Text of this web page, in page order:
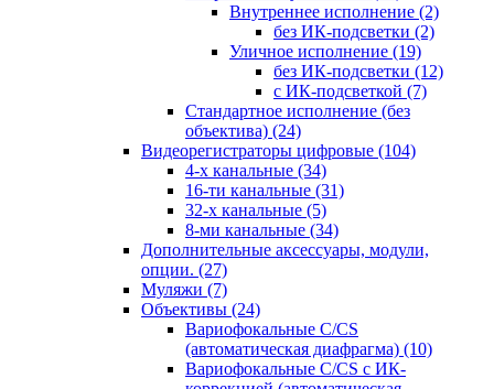
Внутреннее исполнение (2)
без ИК-подсветки (2)
Уличное исполнение (19)
без ИК-подсветки (12)
с ИК-подсветкой (7)
Стандартное исполнение (без
объектива) (24)
Видеорегистраторы цифровые (104)
4-х канальные (34)
16-ти канальные (31)
32-х канальные (5)
8-ми канальные (34)
Дополнительные аксессуары, модули,
опции. (27)
Муляжи (7)
Объективы (24)
Вариофокальные C/CS
(автоматическая диафрагма) (10)
Вариофокальные C/CS с ИК-